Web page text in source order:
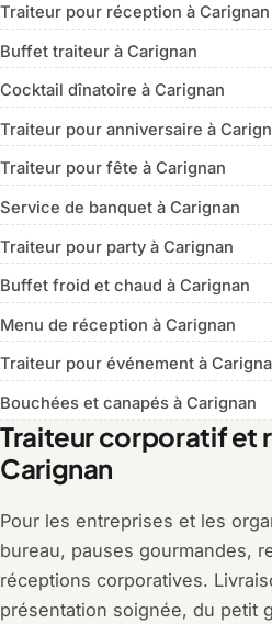
Traiteur pour réception à Carignan
Buffet traiteur à Carignan
Cocktail dînatoire à Carignan
Traiteur pour anniversaire à
Traiteur pour fête à Carignan
Service de banquet à Carignan
Traiteur pour party à Carignan
Buffet froid et chaud à Carignan
Menu de réception à Carignan
Traiteur pour événement à
Bouchées et canapés à Carignan
Traiteur corporatif et
Carignan
Pour les entreprises et les
bureau, pauses gourmandes,
réceptions corporatives.
présentation soignée, du petit